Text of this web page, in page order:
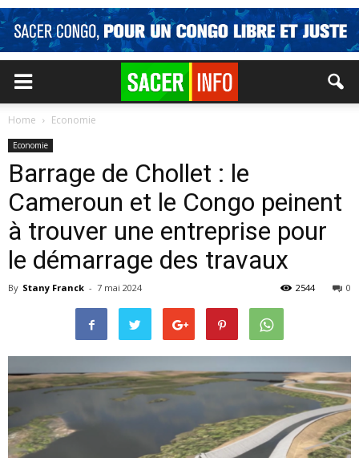
Home Economie
Economie
Barrage de Chollet : le
Cameroun et le Congo peinent
à trouver une entreprise pour
le démarrage des travaux
By Stany Franck - 7 mai 2024 0
2544